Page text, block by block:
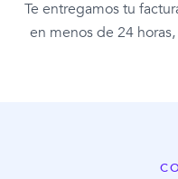
Te entregamos tu
en menos de 24